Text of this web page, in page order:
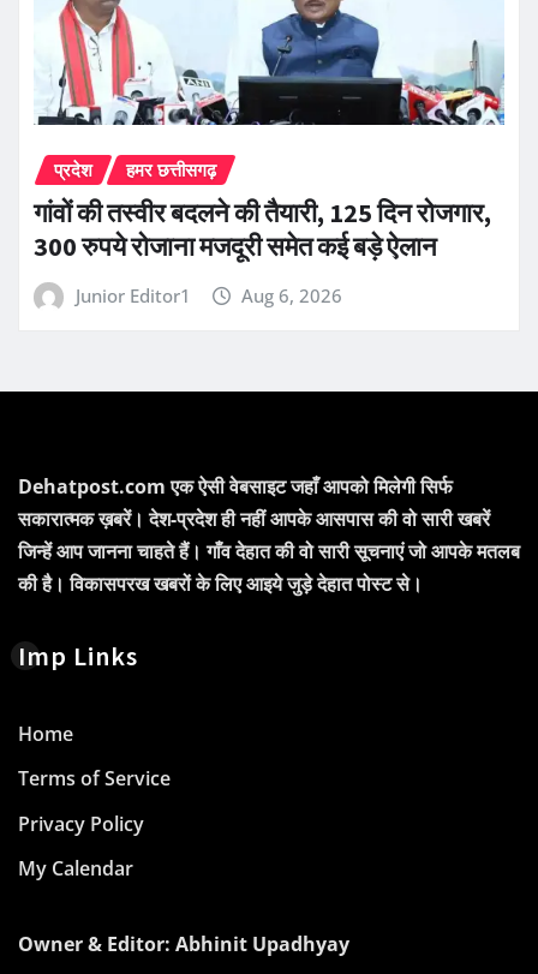
प्रदेश हमर छत्तीसगढ़
गांवों की तस्वीर बदलने की तैयारी, 125 दिन रोजगार,
300 रुपये रोजाना मजदूरी समेत कई बड़े ऐलान
Junior Editor1 Aug 6, 2026
Dehatpost.com एक ऐसी वेबसाइट जहाँ आपको मिलेगी सिर्फ
सकारात्मक ख़बरें। देश-प्रदेश ही नहीं आपके आसपास की वो सारी खबरें
जिन्हें आप जानना चाहते हैं। गाँव देहात की वो सारी सूचनाएं जो आपके मतलब
की है। विकासपरख खबरों के लिए आइये जुड़े देहात पोस्ट से।
Imp Links
Home
Terms of Service
Privacy Policy
My Calendar
Owner & Editor: Abhinit Upadhyay